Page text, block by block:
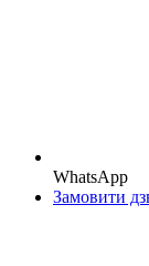
WhatsApp
Замовити